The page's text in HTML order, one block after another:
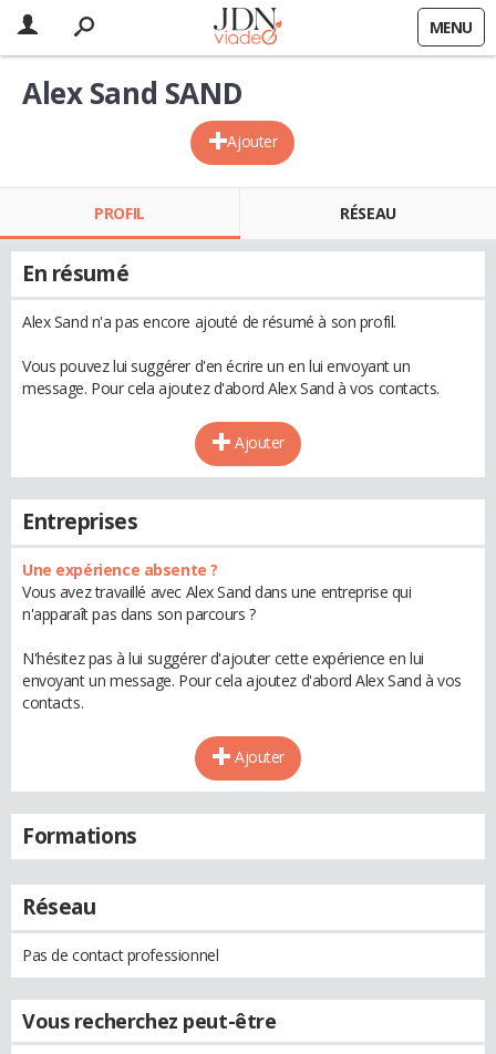
MENU
Ajouter
Alex Sand SAND
PROFIL RÉSEAU
En résumé
Alex Sand n'a pas encore ajouté de résumé à son profil.
Vous pouvez lui suggérer d'en écrire un en lui envoyant un
message. Pour cela ajoutez d'abord Alex Sand à vos contacts.
Ajouter
Entreprises
Une expérience absente ?
Vous avez travaillé avec Alex Sand dans une entreprise qui
n'apparaît pas dans son parcours ?
N'hésitez pas à lui suggérer d'ajouter cette expérience en lui
envoyant un message. Pour cela ajoutez d'abord Alex Sand à vos
contacts.
Ajouter
Formations
Réseau
Pas de contact professionnel
Vous recherchez peut-être